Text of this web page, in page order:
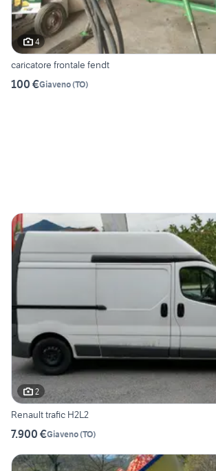
4
caricatore frontale fendt
100 €Giaveno(TO)
2
Renault trafic H2L2
7.900 €Giaveno(TO)